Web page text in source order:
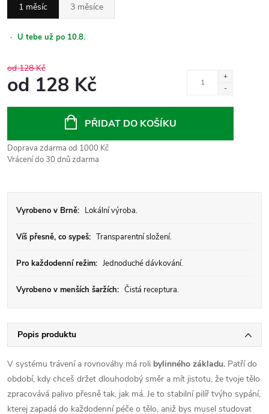
1 měsíc 3 měsíce
· U tebe už po 10.8.
od 128 Kč
od 128 Kč
PŘIDAT DO KOŠÍKU
Doprava zdarma od 1000 Kč
Vrácení do 30 dnů zdarma
Vyrobeno v Brně: Lokální výroba.
Víš přesně, co sypeš: Transparentní složení.
Pro každodenní režim: Jednoduché dávkování.
Vyrobeno v menších šaržích: Čistá receptura.
Popis produktu
V systému trávení a rovnováhy má roli bylinného základu. Patří do
období, kdy chceš držet dlouhodobý směr a mít jistotu, že tvoje tělo
zpracovává palivo přesně tak, jak má. Je to stabilní pilíř tvýho sypání,
kterej zapadá do každodenní péče o tělo, aniž bys musel studovat